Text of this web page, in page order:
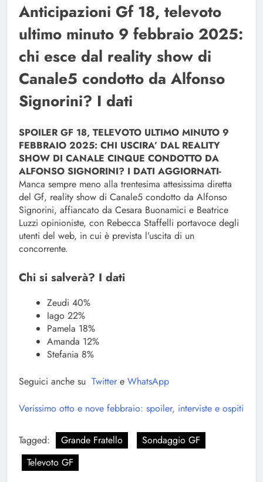
Anticipazioni Gf 18, televoto
ultimo minuto 9 febbraio 2025:
chi esce dal reality show di
Canale5 condotto da Alfonso
Signorini? I dati
SPOILER GF 18, TELEVOTO ULTIMO MINUTO 9
FEBBRAIO 2025: CHI USCIRA’ DAL REALITY
SHOW DI CANALE CINQUE CONDOTTO DA
ALFONSO SIGNORINI? I DATI AGGIORNATI-
Manca sempre meno alla trentesima attesissima diretta
del Gf, reality show di Canale5 condotto da Alfonso
Signorini, affiancato da Cesara Buonamici e Beatrice
Luzzi opinioniste, con Rebecca Staffelli portavoce degli
utenti del web, in cui è prevista l’uscita di un
concorrente.
Chi si salverà? I dati
Zeudi 40%
Iago 22%
Pamela 18%
Amanda 12%
Stefania 8%
Seguici anche su Twitter e WhatsApp
Verissimo otto e nove febbraio: spoiler, interviste e ospiti
Tagged: Grande Fratello
Sondaggio GF
Televoto GF